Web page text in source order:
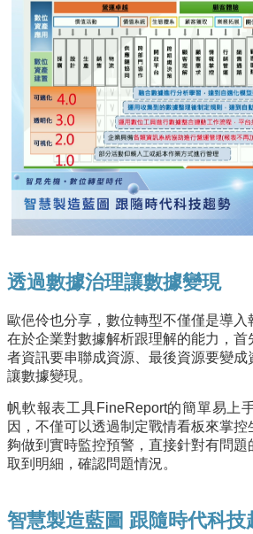
透過數據治理讓數據變現
歐俋伶也分享，數位轉型不僅僅是導
在於企業對數據解析跟理解的能力，
者資訊要串聯成資源、最後資源要變成
讓數據變現。
帆軟報表工具FineReport的簡單易上
因，不僅可以透過制定戰情看板來掌
夠做到實時監控預警，直接針對有問
取到明細，確認問題情況。
智慧製造藍圖 跟隨時代科技